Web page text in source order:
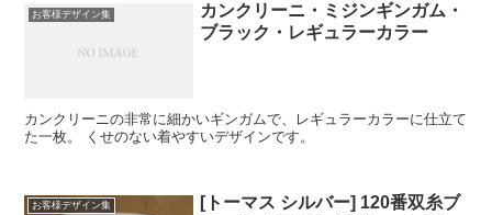
お客様デザイン集
カンクリーニ・ミジンギンガム・
ブラック・レギュラーカラー
カンクリーニの非常に細かいギンガムで、レギュラーカラーに仕立て
た一枚。 くせのない着やすいデザインです。
お客様デザイン集
[トーマス シルバー] 120番双糸ブ